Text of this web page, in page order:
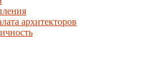
архитекторов